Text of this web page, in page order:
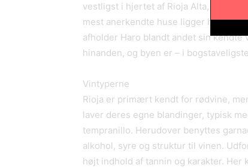
vestligst i hjertet af Rioja Alta, er nok
mest anerkendte huse ligger her
afholder Haro blandt andet sin
hinanden, og byen er – i
Vintyperne
Rioja er primært kendt for rødvine,
laver deres egne blandinger, typisk
tempranillo. Herudover benyttes
alkohol, syre og struktur til vinen.
højt indhold af tannin og karakter. Her